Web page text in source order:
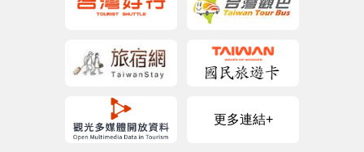
更多連結+